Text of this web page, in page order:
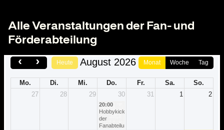
Alle Veranstaltungen der Fan- und
Förderabteilung